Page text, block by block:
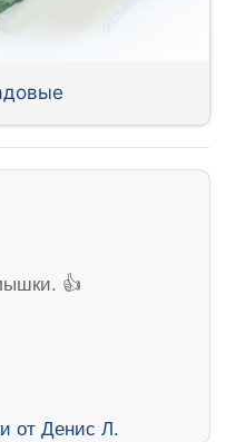
👍